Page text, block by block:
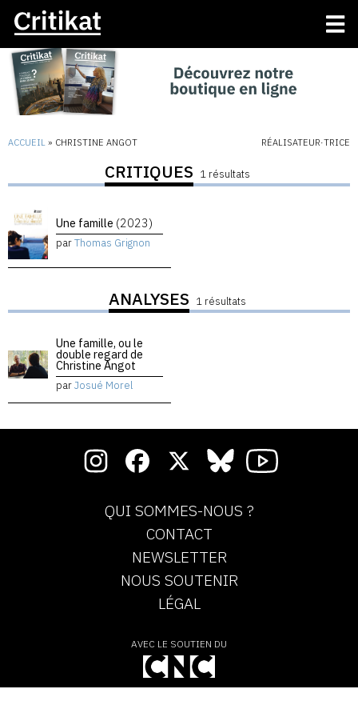
ACCUEIL » CHRISTINE ANGOT RÉALISATEUR·TRICE
CRITIQUES 1 résultats
Une famille (2023)
parThomas Grignon
ANALYSES 1 résultats
Une famille, ou le
double regard de
Christine Angot
parJosué Morel
QUI SOMMES-NOUS ?
CONTACT
NEWSLETTER
NOUS SOUTENIR
LÉGAL
AVEC LE SOUTIEN DU